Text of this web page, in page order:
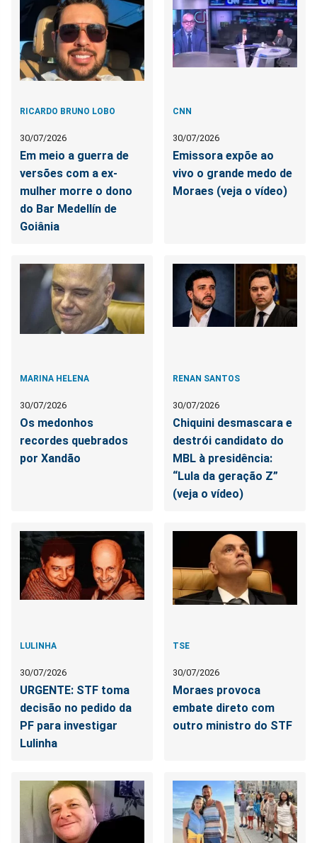
RICARDO BRUNO LOBO
30/07/2026
Em meio a guerra de
versões com a ex-
mulher morre o dono
do Bar Medellín de
Goiânia
CNN
30/07/2026
Emissora expõe ao
vivo o grande medo de
Moraes (veja o vídeo)
MARINA HELENA
30/07/2026
Os medonhos
recordes quebrados
por Xandão
RENAN SANTOS
30/07/2026
Chiquini desmascara e
destrói candidato do
MBL à presidência:
“Lula da geração Z”
(veja o vídeo)
LULINHA
30/07/2026
URGENTE: STF toma
decisão no pedido da
PF para investigar
Lulinha
TSE
30/07/2026
Moraes provoca
embate direto com
outro ministro do STF